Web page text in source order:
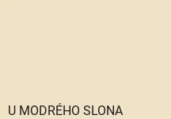
U MODRÉHO SLONA